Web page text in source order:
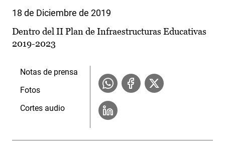
18 de Diciembre de 2019
Dentro del II Plan de Infraestructuras Educativas
2019-2023
Notas de prensa
Fotos
Cortes audio